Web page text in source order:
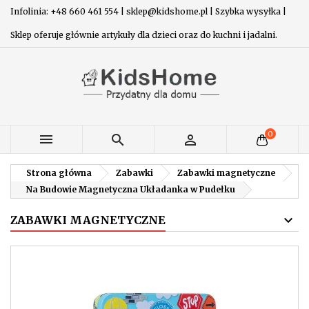
Infolinia: +48 660 461 554 | sklep@kidshome.pl | Szybka wysyłka |
Sklep oferuje głównie artykuły dla dzieci oraz do kuchni i jadalni.
   0
Strona główna Zabawki
Zabawki magnetyczne
Na Budowie Magnetyczna Układanka w Pudełku
ZABAWKI MAGNETYCZNE